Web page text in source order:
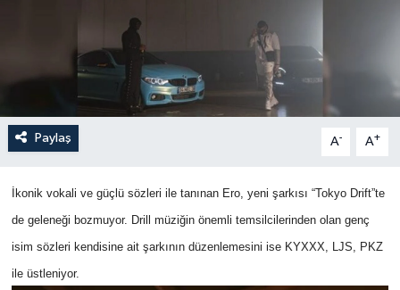
Paylaş A- A+
İkonik vokali ve güçlü sözleri ile tanınan Ero, yeni şarkısı “Tokyo Drift”te
de geleneği bozmuyor. Drill müziğin önemli temsilcilerinden olan genç
isim sözleri kendisine ait şarkının düzenlemesini ise KYXXX, LJS, PKZ
ile üstleniyor.